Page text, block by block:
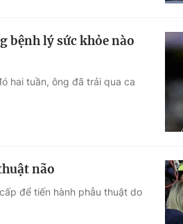
Tuyển sinh
Học trực tuyến
bệnh lý sức khỏe nào
hai tuần, ông đã trải qua ca
não
để tiến hành phẫu thuật do